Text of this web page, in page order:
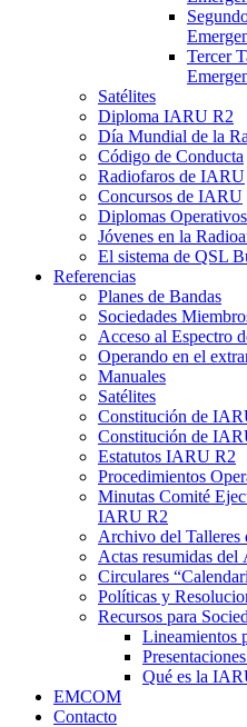
Tercer
Satélites
Diploma IARU R2
Día Mundial de la
Código de Conducta
Radiofaros de IARU
Concursos de IARU
Diplomas Operativos
Jóvenes en la
El sistema de QSL
Referencias
Planes de Bandas
Sociedades
Acceso al Espectro
Operando en el
Manuales
Satélites
Constitución de
Constitución de
Estatutos IARU R2
Procedimientos
Minutas Comité
IARU R2
Archivo del Talleres
Actas resumidas del
Circulares
Políticas y
Recursos para
Lineamientos
Qué es la
EMCOM
Contacto